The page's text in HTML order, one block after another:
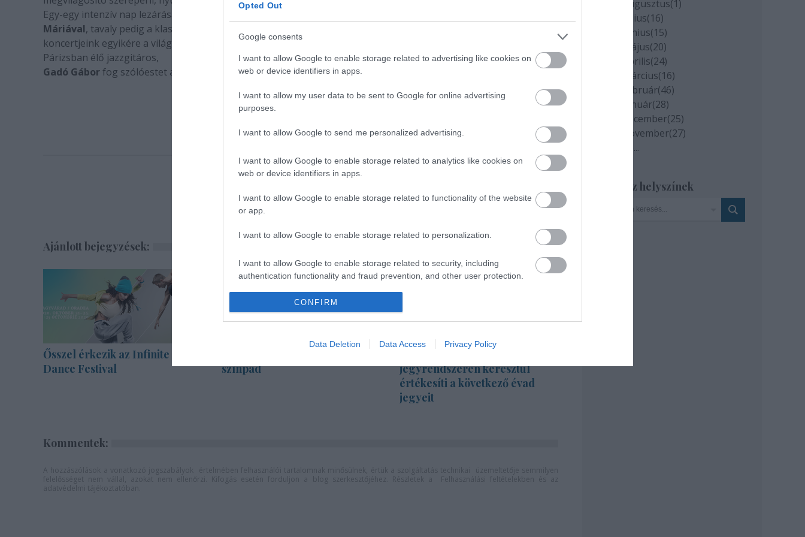
Opted Out
Google consents
I want to allow Google to enable storage related to advertising like cookies on
web or device identifiers in apps.
I want to allow my user data to be sent to Google for online advertising
purposes.
I want to allow Google to send me personalized advertising.
I want to allow Google to enable storage related to analytics like cookies on
web or device identifiers in apps.
I want to allow Google to enable storage related to functionality of the website
or app.
I want to allow Google to enable storage related to personalization.
I want to allow Google to enable storage related to security, including
authentication functionality and fraud prevention, and other user protection.
CONFIRM
Data Deletion Data Access Privacy Policy
Egy-egy intenzív nap lezárásához korábban a Muzsikás együttest hívtuk segítségül, akik tavalyelőtt
Máriával, tavaly pedig a klasszikus zenét játszó Akadémia kvartettel közösen is felléptek. Idén késő esti
koncertjeink egyikére a világzenét és magyar népzenét éneklő Lovász Irént kértük fel, a másik koncerten pedig a
Párizsban élő jazzgitáros,
Gadó Gáborfog szólóestet adni.
Forrás: Pannonhalmi Művészeti Fesztivál
Ajánlott bejegyzések:
Ősszel érkezik az Infinite
Dance Festival
színpad
jegyrendszeren keresztül
értékesíti a következő évad
jegyeit
Kommentek:
2020 augusztus(1)
2020 július(16)
2020 június(15)
2020 május(20)
2020 április(24)
2020 március(16)
2020 február(46)
2020 január(28)
2019 december(25)
2019 november(27)
...
Szinház helyszínek